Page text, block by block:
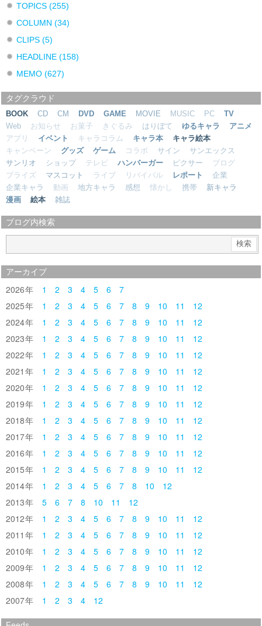
TOPICS(255)
COLUMN(34)
CLIPS(5)
HEADLINE(158)
MEMO(627)
タグクラウド
BOOK CD CM DVD GAME MOVIE MUSIC PC
TV
Web
お知らせ お菓子 きぐるみ はりぼて ゆるキャラ
アニメ
アプリ
イベント キャラコラム キャラ本
キャラ絵本
キャンペーン
グッズ ゲーム コラボ サイン
サンエックス
サンリオ
ショップ テレビ ハンバーガー ピクサー
ブログ
プライズ
マスコット ライブ リバイバル レポート
企業
企業キャラ
動画 地方キャラ 感想 懐かし 携帯
新キャラ
漫画
絵本 雑誌
ブログ内検索
アーカイブ
2026 1 2 3 4 5 6
7
2025
1 2 3 4 5 6 7 8 9 10 11
12
2024
1 2 3 4 5 6 7 8 9 10 11
12
2023
1 2 3 4 5 6 7 8 9 10 11
12
2022
1 2 3 4 5 6 7 8 9 10 11
12
2021
1 2 3 4 5 6 7 8 9 10 11
12
2020
1 2 3 4 5 6 7 8 9 10 11
12
2019
1 2 3 4 5 6 7 8 9 10 11
12
2018
1 2 3 4 5 6 7 8 9 10 11
12
2017
1 2 3 4 5 6 7 8 9 10 11
12
2016
1 2 3 4 5 6 7 8 9 10 11
12
2015
1 2 3 4 5 6 7 8 9 10 11
12
2014
1 2 3 4 5 6 7 8 10
12
2013
5 6 7 8 10 11
12
2012
1 2 3 4 5 6 7 8 9 10 11
12
2011
1 2 3 4 5 6 7 8 9 10 11
12
2010
1 2 3 4 5 6 7 8 9 10 11
12
2009
1 2 3 4 5 6 7 8 9 10 11
12
2008
1 2 3 4 5 6 7 8 9 10 11
12
2007
1 2 3 4 12